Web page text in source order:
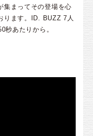
集まってその登場を心
ります。ID. BUZZ 7人
秒あたりから。